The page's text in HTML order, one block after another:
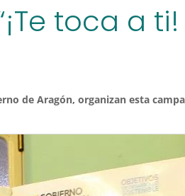
toca a ti!
de Aragón, organizan esta